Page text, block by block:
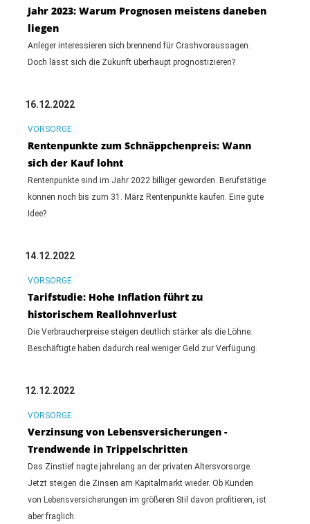
Jahr 2023: Warum Prognosen meistens daneben
liegen
Anleger interessieren sich brennend für Crashvoraussagen.
Doch lässt sich die Zukunft überhaupt prognostizieren?
16.12.2022
VORSORGE
Rentenpunkte zum Schnäppchenpreis: Wann
sich der Kauf lohnt
Rentenpunkte sind im Jahr 2022 billiger geworden. Berufstätige
können noch bis zum 31. März Rentenpunkte kaufen. Eine gute
Idee?
14.12.2022
VORSORGE
Tarifstudie: Hohe Inflation führt zu
historischem Reallohnverlust
Die Verbraucherpreise steigen deutlich stärker als die Löhne.
Beschäftigte haben dadurch real weniger Geld zur Verfügung.
12.12.2022
VORSORGE
Verzinsung von Lebensversicherungen -
Trendwende in Trippelschritten
Das Zinstief nagte jahrelang an der privaten Altersvorsorge.
Jetzt steigen die Zinsen am Kapitalmarkt wieder. Ob Kunden
von Lebensversicherungen im größeren Stil davon profitieren, ist
aber fraglich.